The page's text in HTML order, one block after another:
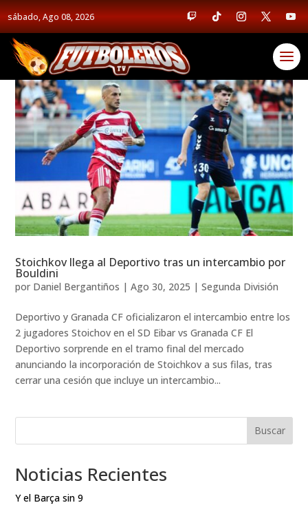
sábado, Ago 08, 2026
Stoichkov llega al Deportivo tras un intercambio por
Bouldini
por Daniel Bergantiños |Ago 30, 2025 |Segunda División
Deportivo y Granada CF oficializaron el intercambio entre los
2 jugadores Stoichov en el SD Eibar vs Granada CF El
Deportivo sorprende en el tramo final del mercado
anunciando la incorporación de Stoichkov a sus filas, tras
cerrar una cesión que incluye un intercambio...
Buscar
Noticias Recientes
Y el Barça sin 9